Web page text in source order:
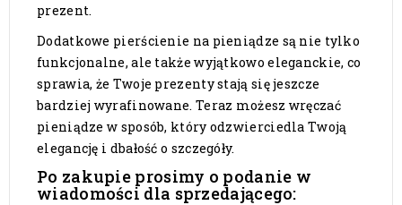
prezent.
Dodatkowe pierścienie na pieniądze są nie tylko
funkcjonalne, ale także wyjątkowo eleganckie, co
sprawia, że ​​Twoje prezenty stają się jeszcze
bardziej wyrafinowane. Teraz możesz wręczać
pieniądze w sposób, który odzwierciedla Twoją
elegancję i dbałość o szczegóły.
Po zakupie prosimy o podanie w
wiadomości dla sprzedającego: